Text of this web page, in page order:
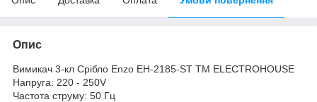
Опис
Вимикач 3-кл Срібло Enzo EH-2185-ST ТМ ELECTROHOUSE
Напруга: 220 - 250V
Частота струму: 50 Гц